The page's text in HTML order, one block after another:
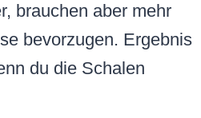
brauchen aber mehr
bevorzugen. Ergebnis
du die Schalen